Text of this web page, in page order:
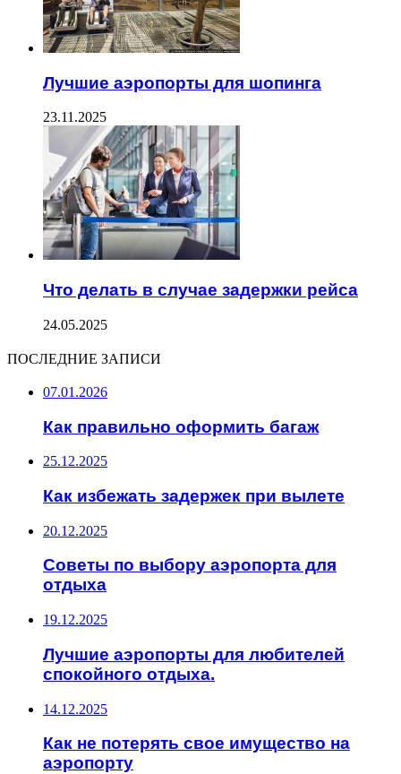
Лучшие аэропорты для шопинга
23.11.2025
Что делать в случае задержки рейса
24.05.2025
ПОСЛЕДНИЕ ЗАПИСИ
07.01.2026
Как правильно оформить багаж
25.12.2025
Как избежать задержек при вылете
20.12.2025
Советы по выбору аэропорта для
отдыха
19.12.2025
Лучшие аэропорты для любителей
спокойного отдыха.
14.12.2025
Как не потерять свое имущество на
аэропорту